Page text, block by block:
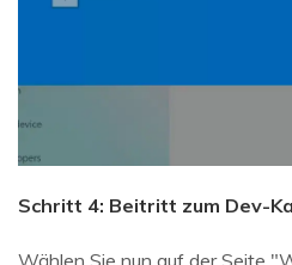
Schritt 4: Beitritt zum Dev-